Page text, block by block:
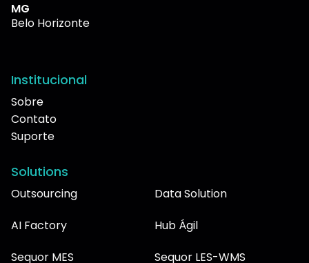
MG
Belo Horizonte
Institucional
Sobre
Contato
Suporte
Solutions
Outsourcing
Data Solution
AI Factory
Hub Ágil
Sequor MES
Sequor LES-WMS